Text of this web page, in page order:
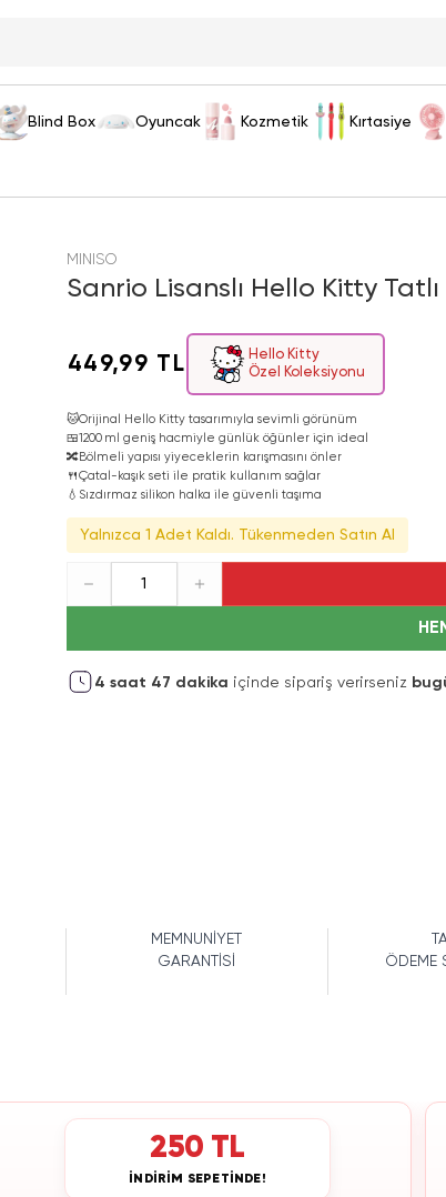
Blind Box Oyuncak Kozmetik Kırtasiye
MINISO
Sanrio Lisanslı Hello Kitty Tatlı
449,99 TL
Hello Kitty
Özel Koleksiyonu
🐱Orijinal Hello Kitty tasarımıyla sevimli görünüm
🍱1200 ml geniş hacmiyle günlük öğünler için ideal
🔀Bölmeli yapısı yiyeceklerin karışmasını önler
🍴Çatal-kaşık seti ile pratik kullanım sağlar
💧 Sızdırmaz silikon halka ile güvenli taşıma
Yalnızca 1 Adet Kaldı. Tükenmeden Satın Al
1
4 saat 47 dakika içinde sipariş verirseniz
MEMNUNİYET
GARANTİSİ
ÖDEME
250 TL
İNDİRİM SEPETİNDE!